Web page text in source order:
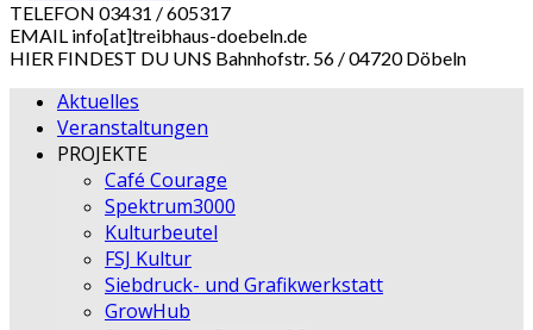
TELEFON 03431 / 605317
EMAIL info[at]treibhaus-doebeln.de
HIER FINDEST DU UNS Bahnhofstr. 56 / 04720 Döbeln
Aktuelles
Veranstaltungen
PROJEKTE
Café Courage
Spektrum3000
Kulturbeutel
FSJ Kultur
Siebdruck- und Grafikwerkstatt
GrowHub